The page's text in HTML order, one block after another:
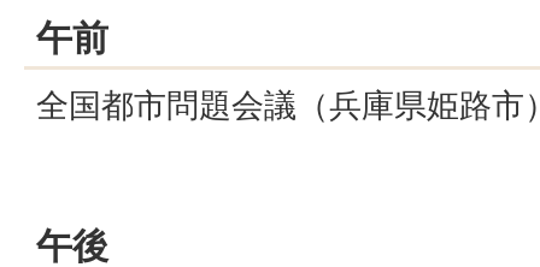
午前
全国都市問題会議（兵庫県姫路市
午後